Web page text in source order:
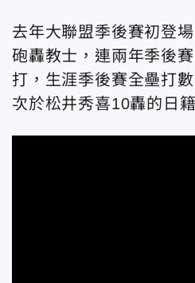
去年大聯盟季後賽初登
砲轟教士，連兩年季後
打，生涯季後賽全壘打
次於松井秀喜10轟的日